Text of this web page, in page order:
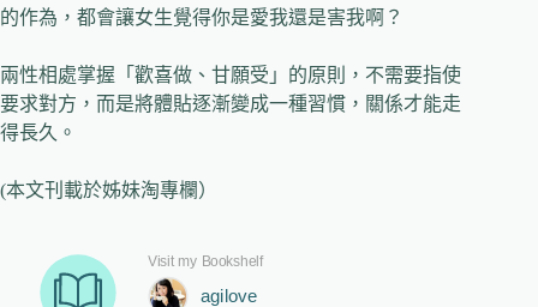
的作為，都會讓女生覺得你是愛我還是害我啊？
兩性相處掌握「歡喜做、甘願受」的原則，不需要指使
要求對方，而是將體貼逐漸變成一種習慣，關係才能走
得長久。
(本文刊載於姊妹淘專欄）